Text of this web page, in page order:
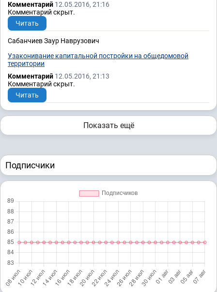
Комментарий 12.05.2016, 21:16
Комментарий скрыт.
Читать
Сабанчиев Заур Наврузович
Узаконивание капитальной постройки на общедомовой
территории
Комментарий 12.05.2016, 21:13
Комментарий скрыт.
Читать
Показать ещё
Подписчики